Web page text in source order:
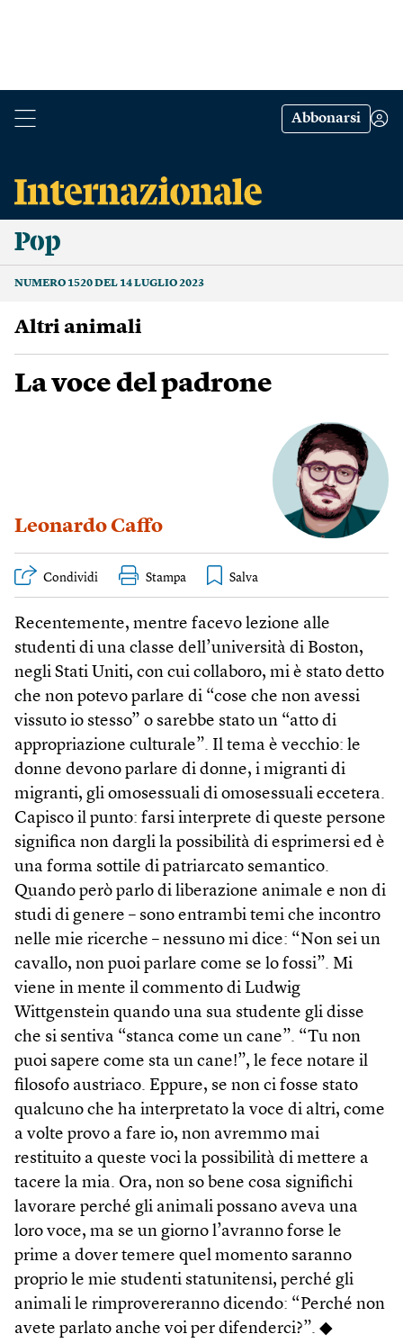
Abbonarsi
Pop
NUMERO 1520 DEL 14 LUGLIO 2023
Altri animali
La voce del padrone
Leonardo Caffo
Condividi Stampa
Recentemente, mentre facevo lezione alle
studenti di una classe dell’università di Boston,
negli Stati Uniti, con cui collaboro, mi è stato detto
che non potevo parlare di “cose che non avessi
vissuto io stesso” o sarebbe stato un “atto di
appropriazione culturale”. Il tema è vecchio: le
donne devono parlare di donne, i migranti di
migranti, gli omosessuali di omosessuali eccetera.
Capisco il punto: farsi interprete di queste persone
significa non dargli la possibilità di esprimersi ed è
una forma sottile di patriarcato semantico.
Quando però parlo di liberazione animale e non di
studi di genere – sono entrambi temi che incontro
nelle mie ricerche – nessuno mi dice: “Non sei un
cavallo, non puoi parlare come se lo fossi”. Mi
viene in mente il commento di Lud­wig
Wittgenstein quando una sua studente gli disse
che si sentiva “stanca come un cane”. “Tu non
puoi sapere come sta un cane!”, le fece notare il
filosofo austriaco. Eppure, se non ci fosse stato
qualcuno che ha interpretato la voce di altri, come
a volte provo a fare io, non avremmo mai
restituito a queste voci la possibilità di mettere a
tacere la mia. Ora, non so bene cosa significhi
lavorare perché gli animali possano aveva una
loro voce, ma se un giorno l’avranno forse le
prime a dover temere quel momento saranno
proprio le mie studenti statunitensi, perché gli
animali le rimprovereranno dicendo: “Perché non
avete parlato anche voi per difenderci?”. ◆